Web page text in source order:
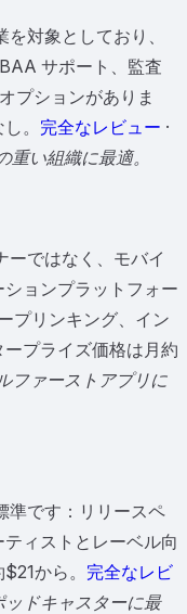
対象としており、
サポート、監査
プションがありま
。 完全なレビュー ·
重い組織に最適。
ーではなく、モバイ
ョンプラットフォー
プリンキング、イン
プライズ価格は月約
ファーストアプリに
準です：リリースペ
ィストとレーベル向
から。 完全なレビ
ッドキャスターに最